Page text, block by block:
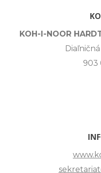
KOH-I-NOOR
903